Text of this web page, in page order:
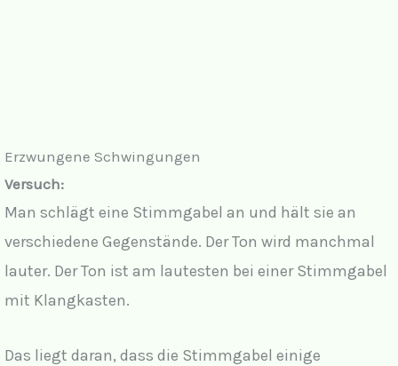
Erzwungene Schwingungen
Versuch:
Man schlägt eine Stimmgabel an und hält sie an
verschiedene Gegenstände. Der Ton wird manchmal
lauter. Der Ton ist am lautesten bei einer Stimmgabel
mit Klangkasten.
Das liegt daran, dass die Stimmgabel einige